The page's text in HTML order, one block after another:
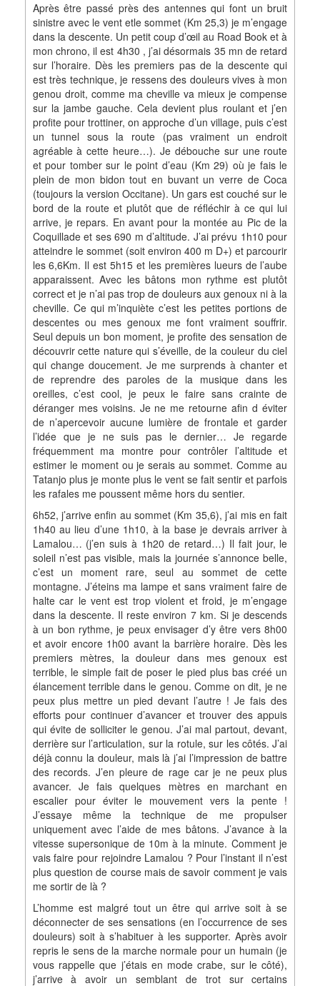
Après être passé près des antennes qui font un bruit
sinistre avec le vent etle sommet (Km 25,3) je m’engage
dans la descente. Un petit coup d’œil au Road Book et à
mon chrono, il est 4h30 , j’ai désormais 35 mn de retard
sur l’horaire. Dès les premiers pas de la descente qui
est très technique, je ressens des douleurs vives à mon
genou droit, comme ma cheville va mieux je compense
sur la jambe gauche. Cela devient plus roulant et j’en
profite pour trottiner, on approche d’un village, puis c’est
un tunnel sous la route (pas vraiment un endroit
agréable à cette heure…). Je débouche sur une route
et pour tomber sur le point d’eau (Km 29) où je fais le
plein de mon bidon tout en buvant un verre de Coca
(toujours la version Occitane). Un gars est couché sur le
bord de la route et plutôt que de réfléchir à ce qui lui
arrive, je repars. En avant pour la montée au Pic de la
Coquillade et ses 690 m d’altitude. J’ai prévu 1h10 pour
atteindre le sommet (soit environ 400 m D+) et parcourir
les 6,6Km. Il est 5h15 et les premières lueurs de l’aube
apparaissent. Avec les bâtons mon rythme est plutôt
correct et je n’ai pas trop de douleurs aux genoux ni à la
cheville. Ce qui m’inquiète c’est les petites portions de
descentes ou mes genoux me font vraiment souffrir.
Seul depuis un bon moment, je profite des sensation de
découvrir cette nature qui s’éveille, de la couleur du ciel
qui change doucement. Je me surprends à chanter et
de reprendre des paroles de la musique dans les
oreilles, c’est cool, je peux le faire sans crainte de
déranger mes voisins. Je ne me retourne afin d éviter
de n’apercevoir aucune lumière de frontale et garder
l’idée que je ne suis pas le dernier… Je regarde
fréquemment ma montre pour contrôler l’altitude et
estimer le moment ou je serais au sommet. Comme au
Tatanjo plus je monte plus le vent se fait sentir et parfois
les rafales me poussent même hors du sentier.
6h52, j’arrive enfin au sommet (Km 35,6), j’ai mis en fait
1h40 au lieu d’une 1h10, à la base je devrais arriver à
Lamalou… (j’en suis à 1h20 de retard…) Il fait jour, le
soleil n’est pas visible, mais la journée s’annonce belle,
c’est un moment rare, seul au sommet de cette
montagne. J’éteins ma lampe et sans vraiment faire de
halte car le vent est trop violent et froid, je m’engage
dans la descente. Il reste environ 7 km. Si je descends
à un bon rythme, je peux envisager d’y être vers 8h00
et avoir encore 1h00 avant la barrière horaire. Dès les
premiers mètres, la douleur dans mes genoux est
terrible, le simple fait de poser le pied plus bas créé un
élancement terrible dans le genou. Comme on dit, je ne
peux plus mettre un pied devant l’autre ! Je fais des
efforts pour continuer d’avancer et trouver des appuis
qui évite de solliciter le genou. J’ai mal partout, devant,
derrière sur l’articulation, sur la rotule, sur les côtés. J’ai
déjà connu la douleur, mais là j’ai l’impression de battre
des records. J’en pleure de rage car je ne peux plus
avancer. Je fais quelques mètres en marchant en
escalier pour éviter le mouvement vers la pente !
J’essaye même la technique de me propulser
uniquement avec l’aide de mes bâtons. J’avance à la
vitesse supersonique de 10m à la minute. Comment je
vais faire pour rejoindre Lamalou ? Pour l’instant il n’est
plus question de course mais de savoir comment je vais
me sortir de là ?
L’homme est malgré tout un être qui arrive soit à se
déconnecter de ses sensations (en l’occurrence de ses
douleurs) soit à s’habituer à les supporter. Après avoir
repris le sens de la marche normale pour un humain (je
vous rappelle que j’étais en mode crabe, sur le côté),
j’arrive à avoir un semblant de trot sur certains